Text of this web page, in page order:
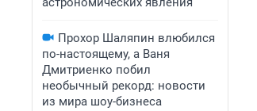
Прохор Шаляпин влюбился
по-настоящему, а Ваня
Дмитриенко побил
необычный рекорд: новости
из мира шоу-бизнеса